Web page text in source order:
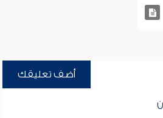
أضف تعليقك